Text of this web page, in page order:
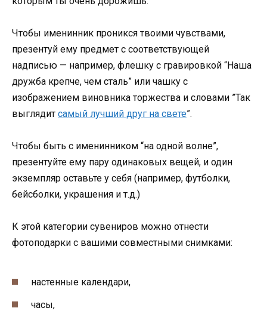
Чтобы именинник проникся твоими чувствами,
презентуй ему предмет с соответствующей
надписью — например, флешку с гравировкой “Наша
дружба крепче, чем сталь” или чашку с
изображением виновника торжества и словами ”Так
выглядит самый лучший друг на свете”.
Чтобы быть с именинником “на одной волне”,
презентуйте ему пару одинаковых вещей, и один
экземпляр оставьте у себя (например, футболки,
бейсболки, украшения и т.д.)
К этой категории сувениров можно отнести
фотоподарки с вашими совместными снимками:
настенные календари,
часы,